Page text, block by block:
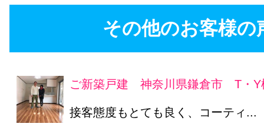
その他のお客様の
ご新築戸建 神奈川県鎌倉市 T・Y
接客態度もとても良く、コーティ...